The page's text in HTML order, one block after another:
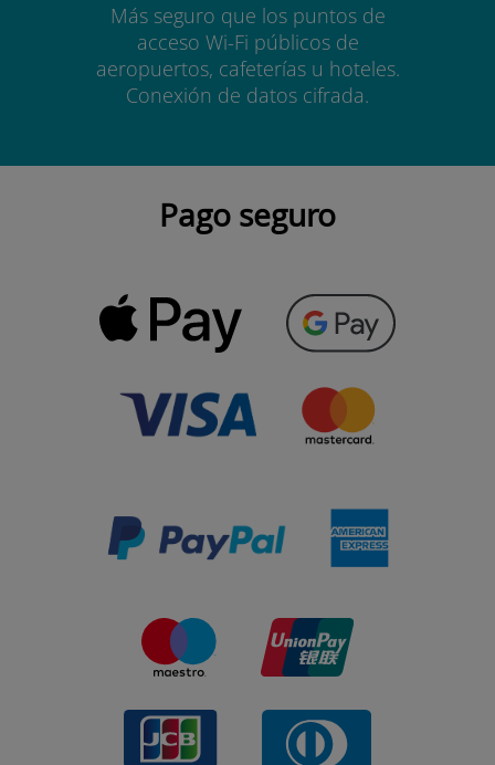
Más seguro que los puntos de
acceso Wi-Fi públicos de
aeropuertos, cafeterías u hoteles.
Conexión de datos cifrada.
Pago seguro